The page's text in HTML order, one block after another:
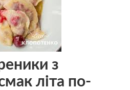
з
літа по-